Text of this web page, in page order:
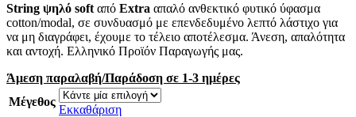
String ψηλό soft από Extra απαλό ανθεκτικό φυτικό ύφασμα
cotton/modal, σε συνδυασμό με επενδεδυμένο λεπτό λάστιχο για
να μη διαγράφει, έχουμε το τέλειο αποτέλεσμα. Άνεση, απαλότητα
και αντοχή. Ελληνικό Προϊόν Παραγωγής μας.
Άμεση παραλαβή/Παράδοση σε 1-3 ημέρες
Μέγεθος
Εκκαθάριση